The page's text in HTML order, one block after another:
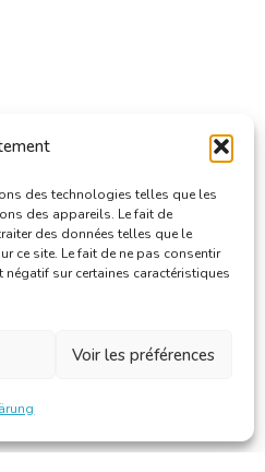
des technologies telles que les
des appareils. Le fait de
des données telles que le
ce site. Le fait de ne pas consentir
sur certaines caractéristiques
Voir les préférences